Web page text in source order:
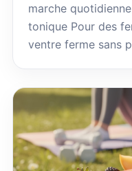
marche
tonique Pour des
ventre ferme sans